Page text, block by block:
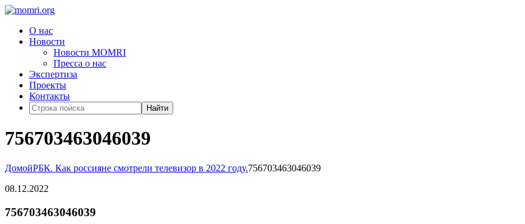
О нас
Новости
Новости MOMRI
Пресса о нас
Экспертиза
Проекты
Контакты
Найти
756703463046039
ДомойРБК. Как россияне смотрели телевизор в 2022 году.756703463046039
08.12.2022
756703463046039